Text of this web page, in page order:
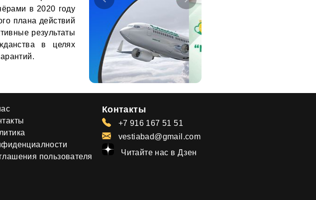
в 2020 году
плана действий
результаты
в целях
пользователя
Контакты
+7 916 167 51 51
vestiabad@gmail.com
Читайте нас в Дзен